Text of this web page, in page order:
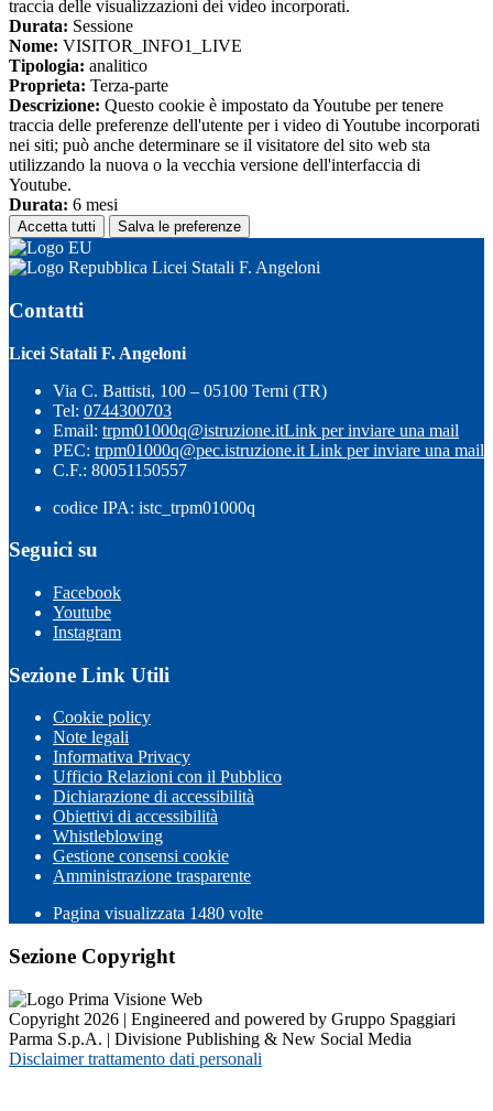
traccia delle visualizzazioni dei video incorporati.
Durata: Sessione
Nome: VISITOR_INFO1_LIVE
Tipologia: analitico
Proprieta: Terza-parte
Descrizione: Questo cookie è impostato da Youtube per tenere
traccia delle preferenze dell'utente per i video di Youtube incorporati
nei siti; può anche determinare se il visitatore del sito web sta
utilizzando la nuova o la vecchia versione dell'interfaccia di
Youtube.
Durata: 6 mesi
Accetta tutti Salva le preferenze
Licei Statali F. Angeloni
Contatti
Licei Statali F. Angeloni
Via C. Battisti, 100 – 05100 Terni (TR)
Tel: 0744300703
Email: trpm01000q@istruzione.itLink per inviare una mail
PEC: trpm01000q@pec.istruzione.it Link per inviare una mail
C.F.: 80051150557
codice IPA: istc_trpm01000q
Seguici su
Facebook
Youtube
Instagram
Sezione Link Utili
Cookie policy
Note legali
Informativa Privacy
Ufficio Relazioni con il Pubblico
Dichiarazione di accessibilità
Obiettivi di accessibilità
Whistleblowing
Gestione consensi cookie
Amministrazione trasparente
Pagina visualizzata 1480 volte
Sezione Copyright
Copyright 2026 | Engineered and powered by Gruppo Spaggiari
Parma S.p.A. | Divisione Publishing & New Social Media
Disclaimer trattamento dati personali